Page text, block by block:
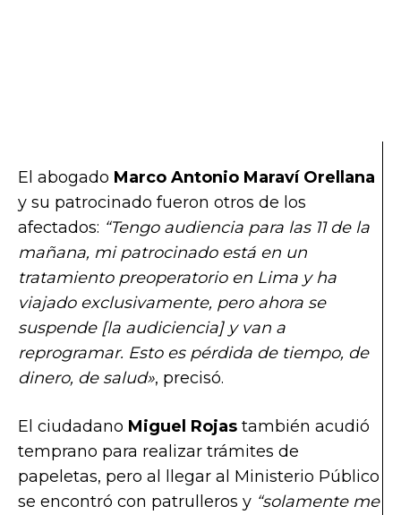
El abogado Marco Antonio Maraví Orellana
y su patrocinado fueron otros de los
afectados: “Tengo audiencia para las 11 de la
mañana, mi patrocinado está en un
tratamiento preoperatorio en Lima y ha
viajado exclusivamente, pero ahora se
suspende [la audiciencia] y van a
reprogramar. Esto es pérdida de tiempo, de
dinero, de salud», precisó.
El ciudadano Miguel Rojas también acudió
temprano para realizar trámites de
papeletas, pero al llegar al Ministerio Público
se encontró con patrulleros y “solamente me